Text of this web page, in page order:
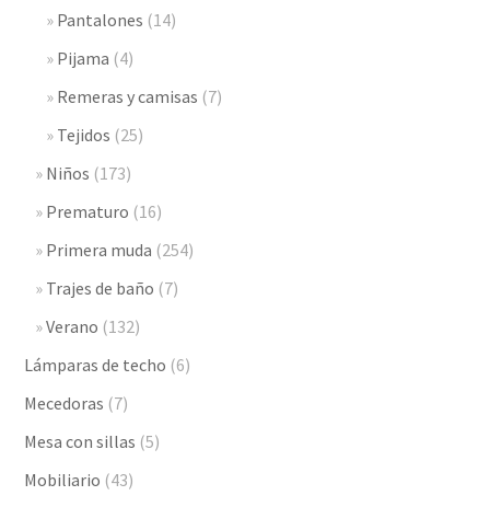
Pantalones (14)
Pijama (4)
Remeras y camisas (7)
Tejidos (25)
Niños (173)
Prematuro (16)
Primera muda (254)
Trajes de baño (7)
Verano (132)
Lámparas de techo (6)
Mecedoras (7)
Mesa con sillas (5)
Mobiliario (43)